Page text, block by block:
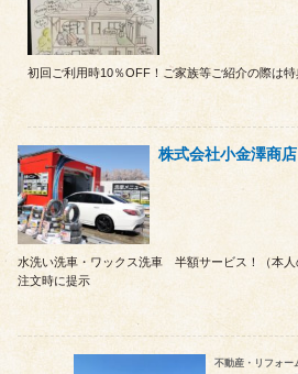
初回ご利用時10％OFF！ご家族等ご紹介の際は特
株式会社小金澤商
水洗い洗車・ワックス洗車 半額サービス！（本
注文時に提示
不動産・リフォー